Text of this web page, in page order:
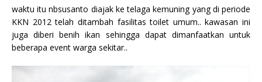
waktu itu nbsusanto diajak ke telaga kemuning yang di periode
KKN 2012 telah ditambah fasilitas toilet umum.. kawasan ini
juga diberi benih ikan sehingga dapat dimanfaatkan untuk
beberapa event warga sekitar..